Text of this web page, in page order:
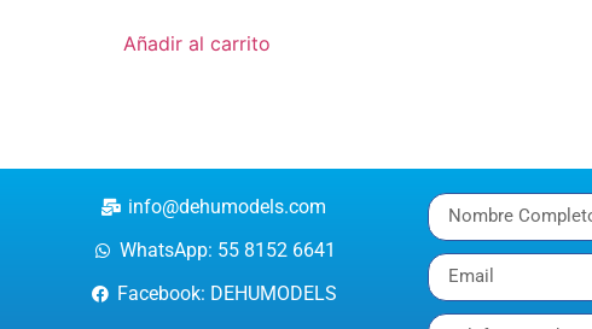
Añadir al carrito
info@dehumodels.com
WhatsApp: 55 8152 6641
Facebook: DEHUMODELS